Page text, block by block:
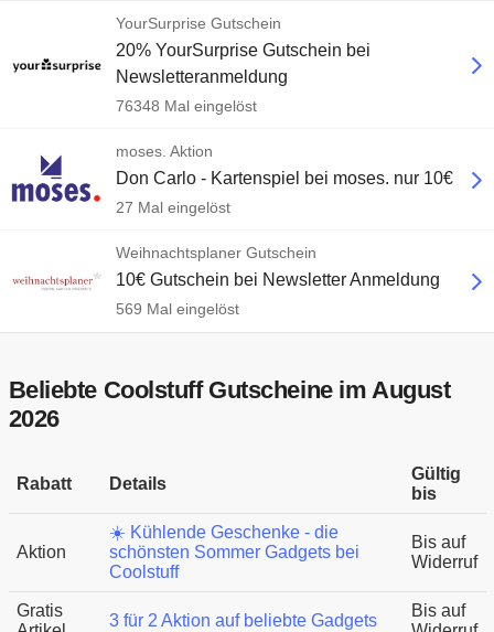
YourSurprise Gutschein
20% YourSurprise Gutschein bei
Newsletteranmeldung
76348 Mal eingelöst
moses. Aktion
Don Carlo - Kartenspiel bei moses. nur 10€
27 Mal eingelöst
Weihnachtsplaner Gutschein
10€ Gutschein bei Newsletter Anmeldung
569 Mal eingelöst
Beliebte Coolstuff Gutscheine im August
2026
Rabatt Details
Gültig
bis
Aktion
☀️ Kühlende Geschenke - die
schönsten Sommer Gadgets bei
Coolstuff
Bis auf
Widerruf
Gratis
3 für 2 Aktion auf beliebte Gadgets
Bis auf